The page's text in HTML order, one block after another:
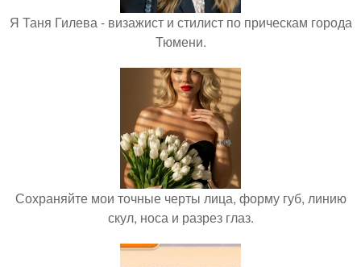
Я Таня Гилева - визажист и стилист по прическам города
Тюмени.
Сохраняйте мои точные черты лица, форму губ, линию
скул, носа и разрез глаз.